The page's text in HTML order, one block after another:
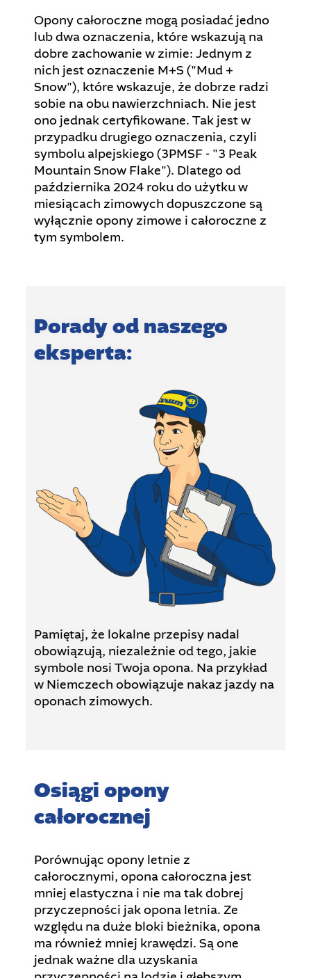
Opony całoroczne mogą posiadać jedno
lub dwa oznaczenia, które wskazują na
dobre zachowanie w zimie: Jednym z
nich jest oznaczenie M+S ("Mud +
Snow"), które wskazuje, że dobrze radzi
sobie na obu nawierzchniach. Nie jest
ono jednak certyfikowane. Tak jest w
przypadku drugiego oznaczenia, czyli
symbolu alpejskiego (3PMSF - "3 Peak
Mountain Snow Flake"). Dlatego od
października 2024 roku do użytku w
miesiącach zimowych dopuszczone są
wyłącznie opony zimowe i całoroczne z
tym symbolem.
Porady od naszego
eksperta:
Pamiętaj, że lokalne przepisy nadal
obowiązują, niezależnie od tego, jakie
symbole nosi Twoja opona. Na przykład
w Niemczech obowiązuje nakaz jazdy na
oponach zimowych.
Osiągi opony
całorocznej
Porównując opony letnie z
całorocznymi, opona całoroczna jest
mniej elastyczna i nie ma tak dobrej
przyczepności jak opona letnia. Ze
względu na duże bloki bieżnika, opona
ma również mniej krawędzi. Są one
jednak ważne dla uzyskania